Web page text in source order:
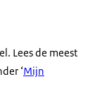
Lees de meest
‘Mijn